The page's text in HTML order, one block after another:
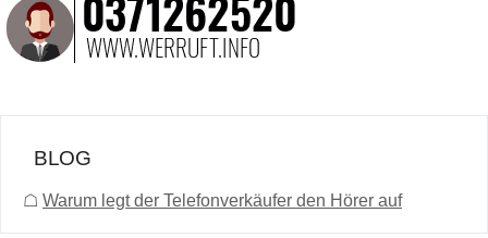
BLOG
☖ Warum legt der Telefonverkäufer den Hörer auf